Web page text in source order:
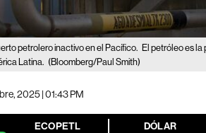
petrolero inactivo en el Pacífico. El petróleo es
Latina. (Bloomberg/Paul Smith)
2025 | 01:43 PM
ECOPETL DÓLAR